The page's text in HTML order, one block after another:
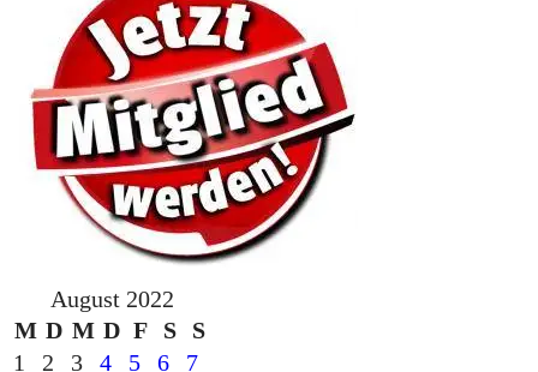
August 2022
M D M D F S
S
1
2 3 4 5 6 7